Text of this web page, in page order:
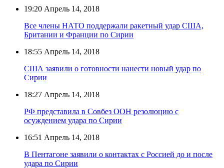
19:20 Апрель 14, 2018
Все члены НАТО поддержали ракетный удар США,
Британии и Франции по Сирии
18:55 Апрель 14, 2018
США заявили о готовности нанести новый удар по
Сирии
18:27 Апрель 14, 2018
РФ представила в Совбез ООН резолюцию с
осуждением удара по Сирии
16:51 Апрель 14, 2018
В Пентагоне заявили о контактах с Россией до и после
удара по Сирии